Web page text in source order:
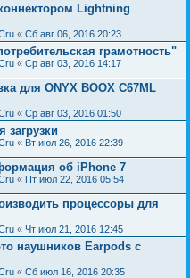
Lightning
« Сб авг 06, 2016 20:23
грамотность"
« Ср авг 03, 2016 14:17
для ONYX BOOX C67ML
« Ср авг 03, 2016 01:50
загрузки
« Вт июл 26, 2016 22:39
об iPhone 7
« Пт июл 22, 2016 05:54
процессоры для
« Чт июл 21, 2016 12:45
наушников Earpods с
« Сб июл 16, 2016 20:35